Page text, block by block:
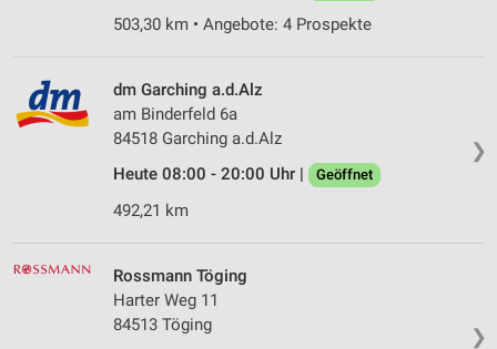
503,30 km • Angebote: 4 Prospekte
❯
dm Garching a.d.Alz
am Binderfeld 6a
84518 Garching a.d.Alz
Heute 08:00 - 20:00 Uhr |
Geöffnet
492,21 km
❯
Rossmann Töging
Harter Weg 11
84513 Töging